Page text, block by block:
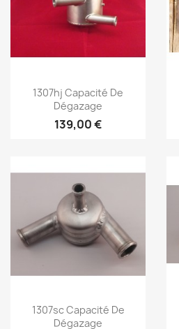
Vista rápida
1307hj Capacité De
Dégazage
139,00 €
Vista rápida
1307sc Capacité De
Dégazage